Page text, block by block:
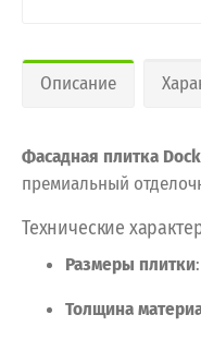
Описание
Фасадная плитка
премиальный
Технические
Размеры плитки:
Толщина